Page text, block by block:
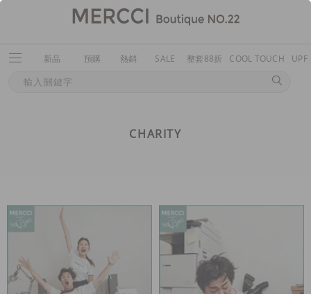
新品 預購 熱銷 SALE 整套88折 COOL TOUCH
CHARITY